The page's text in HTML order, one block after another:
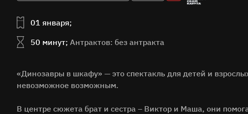
01 января;
50 минут; Антрактов: без антракта
«Динозавры в шкафу» — это спектакль для детей и
невозможное возможным.
В центре сюжета брат и сестра – Виктор и Маша, они